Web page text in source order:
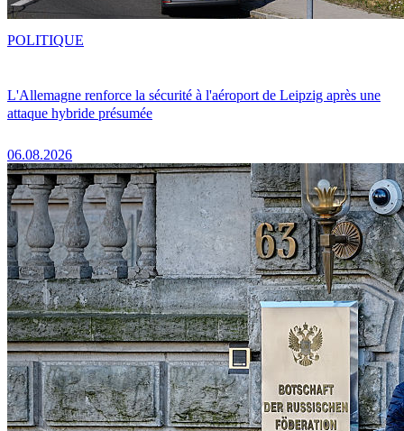
L'Allemagne renforce la sécurité à l'aéroport de Leipzig après une
attaque hybride présumée
06.08.2026
POLITIQUE